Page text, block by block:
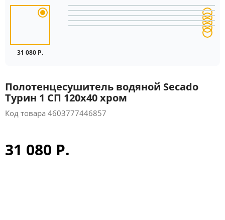
31 080 Р.
Полотенцесушитель водяной Secado
Турин 1 СП 120x40 хром
Код товара 4603777446857
31 080 Р.